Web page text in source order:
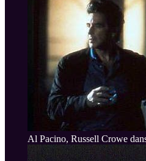
Al Pacino, Russell Crowe